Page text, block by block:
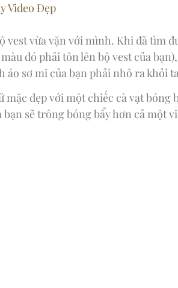
Video Đẹp
vest vừa vặn với mình. Khi đã tìm
đó phải tôn lên bộ vest của
sơ mi của bạn phải nhô ra khỏi
mặc đẹp với một chiếc cà vạt
bạn sẽ trông bóng bẩy hơn cả một